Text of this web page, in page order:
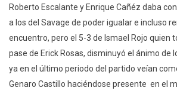
Roberto Escalante y Enrique Cañéz daba
a los del Savage de poder igualar e incluso
encuentro, pero el 5-3 de Ismael Rojo quien
pase de Erick Rosas, disminuyó el ánimo de
ya en el último periodo del partido veían
Genaro Castillo haciéndose presente en el